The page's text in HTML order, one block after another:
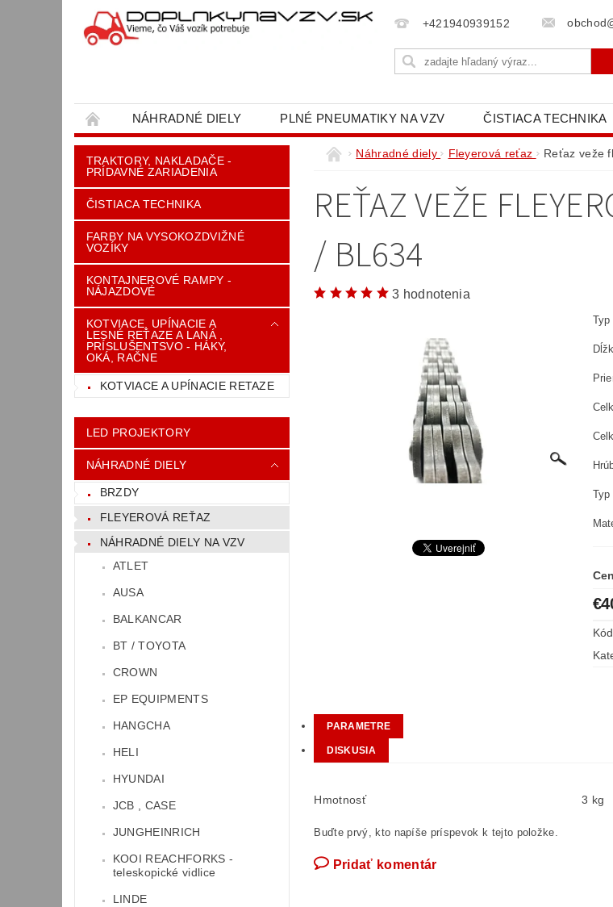
+421940939152
NÁHRADNÉ DIELY PLNÉ PNEUMATIKY NA VZV ČISTIACA TECHNIKA
OBCHODNÉ PODMIENKY KONTAKT NAPÍŠTE NÁM OCHRANA
TRAKTORY, NAKLADAČE -
PRÍDAVNÉ ZARIADENIA
ČISTIACA TECHNIKA
FARBY NA VYSOKOZDVIŽNÉ
VOZÍKY
KONTAJNEROVÉ RAMPY -
NÁJAZDOVÉ
KOTVIACE, UPÍNACIE A
LESNÉ REŤAZE A LANÁ ,
PRÍSLUŠENTSVO - HÁKY,
OKÁ, RAČNE
KOTVIACE A UPÍNACIE RETAZE
LED PROJEKTORY
NÁHRADNÉ DIELY
BRZDY
FLEYEROVÁ REŤAZ
NÁHRADNÉ DIELY NA VZV
ATLET
AUSA
BALKANCAR
BT / TOYOTA
CROWN
EP EQUIPMENTS
HANGCHA
HELI
HYUNDAI
JCB , CASE
JUNGHEINRICH
KOOI REACHFORKS -
teleskopické vidlice
LINDE
Náhradné diely Fleyerová reťaz Reťaz veže
REŤAZ VEŽE
/ BL634
3 hodnotenia
Typ
PARAMETRE
DISKUSIA
Hmotnosť 3 kg
Buďte prvý, kto napíše príspevok k tejto položke.
Pridať komentár